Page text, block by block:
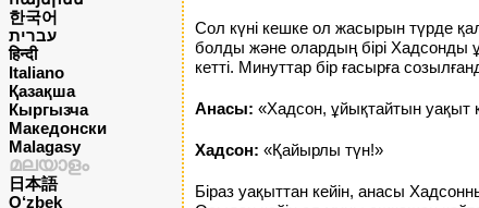
한국어
עברית
हिन्दी
Italiano
Қазақша
Кыргызча
Македонски
Malagasy
മലയാളം
日本語
O‘zbek
Сол күні кешке ол жасырын түрде
болды және олардың бірі Хадсонды
кетті. Минуттар бір ғасырға
Анасы: «Хадсон, ұйықтайтын уақыт
Хадсон: «Қайырлы түн!»
Біраз уақыттан кейін, анасы